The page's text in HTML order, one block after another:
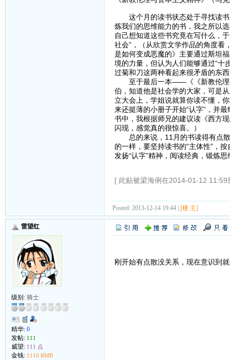
这个月的读书状态处于寻找读书
炼我们的思维能力的书，我之所以
自己想知道这些书究竟在写什么，
社会”，（从欣赏文学作品的角度看
是如何变成恶魔的》主要通过斯坦
境的力量，但认为人们能够通过“十
过菊和刀这两种看起来很矛盾的东
至于最后一本——《《新教伦理与
伯，知道他是社会学的大家，可是
立大会上，学姐说就算你读不懂，
来还挺薄的小册子开始“认字”，并
书中，我根据师兄的建议读《西方
闪现，感觉真的很惊喜。）
总的来说，11月的书读得有点散
的一样，要坚持读书的“主体性”，
发扬“认字”精神，阅读经典，锻炼
[ 此贴被梁海俐在2014-01-12 11:59
Posted: 2013-12-14 19:44 | [楼 主]
雷望红
级别: 骑士
精华: 0
发帖: 111
威望: 111 点
金钱: 1110 RMB
刚开始有点散没关系，现在意识到